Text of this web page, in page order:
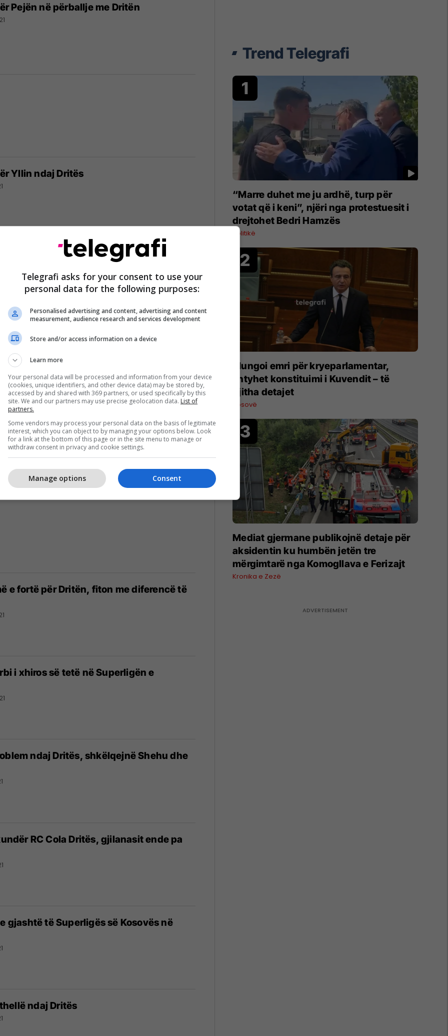
Pejën në përballje me Dritën
Yllin ndaj Dritës
fitore në elitë, mposhtet nga Prizreni 16
Drita pa fitore në Superligë
në xhiron e nëntë të Superligës në
e fortë për Dritën, fiton me diferencë të
i xhiros së tetë në Superligën e
ndaj Dritës, shkëlqejnë Shehu dhe
RC Cola Dritës, gjilanasit ende pa
gjashtë të Superligës së Kosovës në
ndaj Dritës
Trend Telegrafi
“Marre duhet me ju ardhë, turp për
votat që i keni”, njëri nga protestuesit i
drejtohet Bedri Hamzës
Politikë
Mungoi emri për kryeparlamentar,
shtyhet konstituimi i Kuvendit – të
gjitha detajet
Kosovë
Mediat gjermane publikojnë detaje për
aksidentin ku humbën jetën tre
mërgimtarë nga Komogllava e Ferizajt
Kronika e Zezë
Telegrafi asks for your consent to use your
personal data for the following purposes:
Personalised advertising and content, advertising and content
measurement, audience research and services development
Store and/or access information on a device
Learn more
Your personal data will be processed and information from your device
(cookies, unique identifiers, and other device data) may be stored by,
accessed by and shared with 369 partners, or used specifically by this
site. We and our partners may use precise geolocation data. List of
partners.
Some vendors may process your personal data on the basis of legitimate
interest, which you can object to by managing your options below. Look
for a link at the bottom of this page or in the site menu to manage or
withdraw consent in privacy and cookie settings.
Consent
Manage options